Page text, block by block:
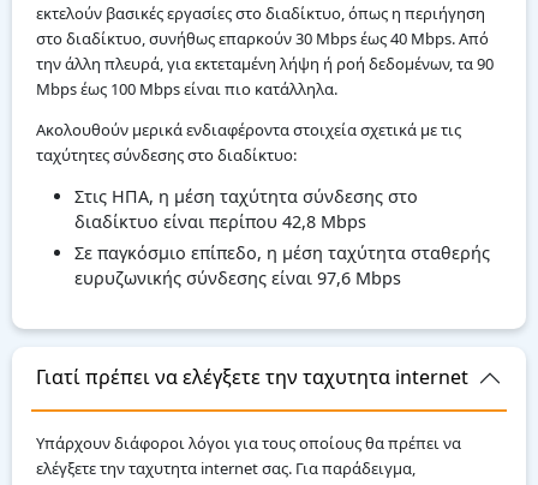
εκτελούν βασικές εργασίες στο διαδίκτυο, όπως η περιήγηση
στο διαδίκτυο, συνήθως επαρκούν 30 Mbps έως 40 Mbps. Από
την άλλη πλευρά, για εκτεταμένη λήψη ή ροή δεδομένων, τα 90
Mbps έως 100 Mbps είναι πιο κατάλληλα.
Ακολουθούν μερικά ενδιαφέροντα στοιχεία σχετικά με τις
ταχύτητες σύνδεσης στο διαδίκτυο:
Στις ΗΠΑ, η μέση ταχύτητα σύνδεσης στο
διαδίκτυο είναι περίπου 42,8 Mbps
Σε παγκόσμιο επίπεδο, η μέση ταχύτητα σταθερής
ευρυζωνικής σύνδεσης είναι 97,6 Mbps
Γιατί πρέπει να ελέγξετε την ταχυτητα internet
Υπάρχουν διάφοροι λόγοι για τους οποίους θα πρέπει να
ελέγξετε την ταχυτητα internet σας. Για παράδειγμα,